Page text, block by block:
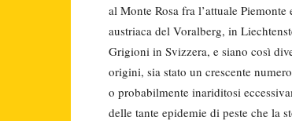
al Monte Rosa fra l’attuale
austriaca del Voralberg, in
Grigioni in Svizzera, e siano così
origini, sia stato un crescente
o probabilmente inariditosi
delle tante epidemie di peste che la